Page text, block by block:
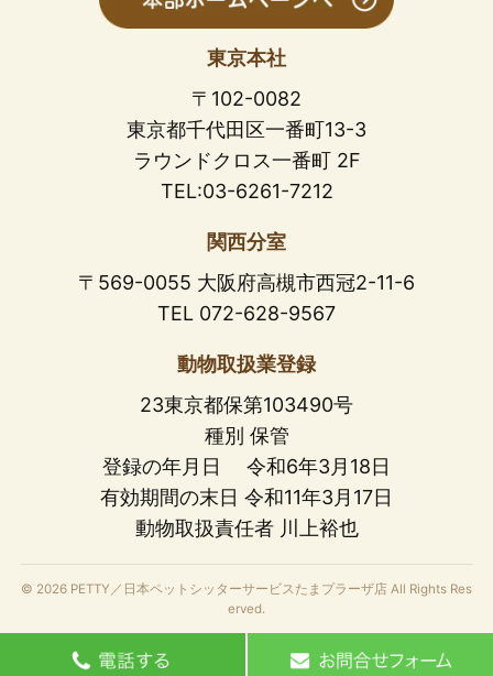
東京本社
〒102-0082
東京都千代田区一番町13-3
ラウンドクロス一番町 2F
TEL:03-6261-7212
関西分室
〒569-0055 大阪府高槻市西冠2-11-6
TEL 072-628-9567
動物取扱業登録
23東京都保第103490号
種別 保管
登録の年月日 令和6年3月18日
有効期間の末日 令和11年3月17日
動物取扱責任者 川上裕也
© 2026 PETTY／日本ペットシッターサービスたまプラーザ店 All Rights Res
erved.